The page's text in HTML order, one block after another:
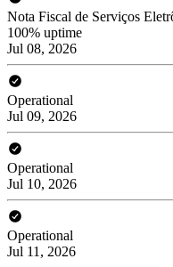
Nota Fiscal de Serviços
100% uptime
Jul 08, 2026
Operational
Jul 09, 2026
Operational
Jul 10, 2026
Operational
Jul 11, 2026